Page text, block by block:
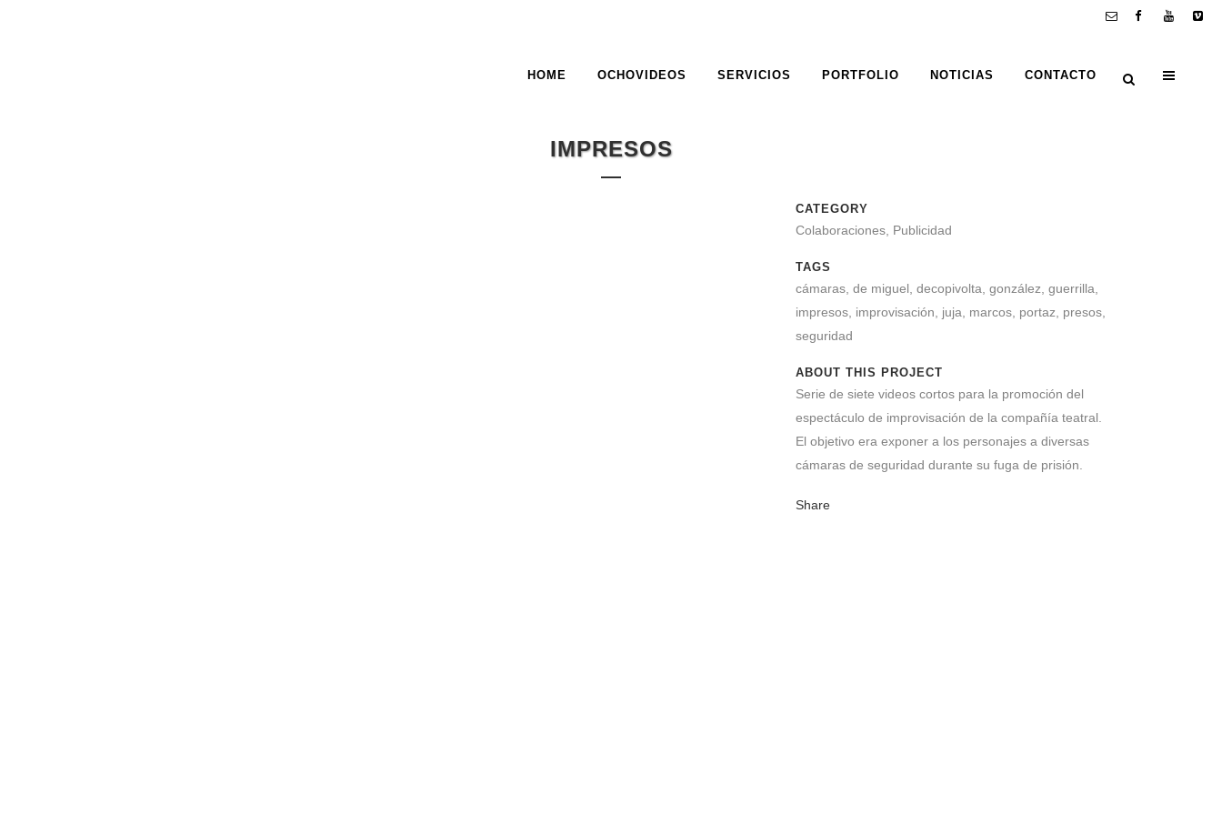
HOME OCHOVIDEOS SERVICIOS PORTFOLIO NOTICIAS CONTACTO
IMPRESOS
CATEGORY
Colaboraciones, Publicidad
TAGS
cámaras, de miguel, decopivolta, gonzález, guerrilla,
impresos, improvisación, juja, marcos, portaz, presos,
seguridad
ABOUT THIS PROJECT
Serie de siete videos cortos para la promoción del
espectáculo de improvisación de la compañía teatral.
El objetivo era exponer a los personajes a diversas
cámaras de seguridad durante su fuga de prisión.
Share